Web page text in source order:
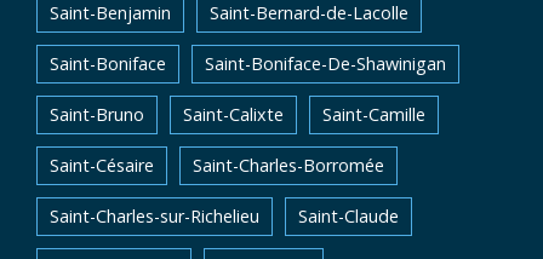
Saint-Benjamin Saint-Bernard-de-Lacolle
Saint-Boniface Saint-Boniface-De-Shawinigan
Saint-Bruno Saint-Calixte Saint-Camille
Saint-Césaire Saint-Charles-Borromée
Saint-Charles-sur-Richelieu Saint-Claude